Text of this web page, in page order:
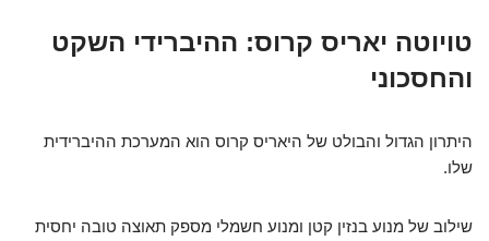
טויוטה יאריס קרוס: ההיברידי השקט
והחסכוני
היתרון הגדול והבולט של היאריס קרוס הוא המערכת ההיברידית
שלו.
שילוב של מנוע בנזין קטן ומנוע חשמלי מספק תאוצה טובה יחסית